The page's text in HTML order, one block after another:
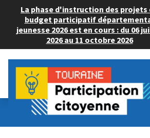
La phase d'instruction des projets
budget participatif
jeunesse 2026 est en cours : du 06
2026 au 11 octobre 2026
Budget Participatif JEUNESSE 2024
💡 Consulter les projets déposés